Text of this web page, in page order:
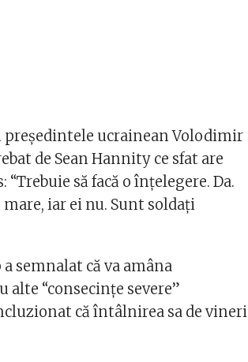
ucrainean Volodimir
de Sean Hannity ce sfat are
să facă o înţelegere. Da.
iar ei nu. Sunt soldaţi
semnalat că va amâna
“consecinţe severe”
că întâlnirea sa de vineri